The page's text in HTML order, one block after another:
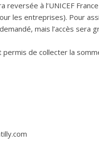
à l’UNICEF France
les entreprises). Pour
mais l’accès sera
de collecter la